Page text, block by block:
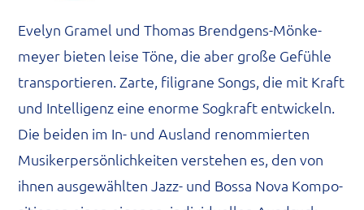
Eve­lyn Gra­m­el und Tho­mas Brend­gens-Mön­ke­
mey­er bie­ten lei­se Töne, die aber gro­ße Gefüh­le
trans­por­tie­ren. Zar­te, fili­gra­ne Songs, die mit Kraft
und Intel­li­genz eine enor­me Sog­kraft ent­wi­ckeln.
Die bei­den im In- und Aus­land renom­mier­ten
Musi­ker­per­sön­lich­kei­ten ver­ste­hen es, den von
ihnen aus­ge­wähl­ten Jazz- und Bos­sa Nova Kom­po­